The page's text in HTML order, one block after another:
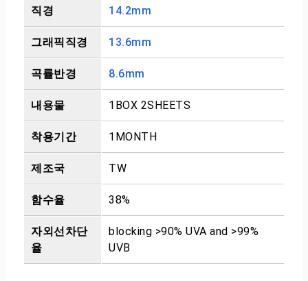
직경 14.2mm
그래픽직경 13.6mm
곡률반경 8.6mm
내용물 1BOX 2SHEETS
착용기간 1MONTH
제조국 TW
함수율 38%
자외선차단
율
blocking >90% UVA and >99%
UVB